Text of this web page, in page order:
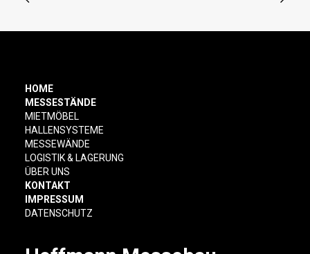
HOME
MESSESTÄNDE
MIETMÖBEL
HALLENSYSTEME
MESSEWÄNDE
LOGISTIK & LAGERUNG
ÜBER UNS
KONTAKT
IMPRESSUM
DATENSCHUTZ